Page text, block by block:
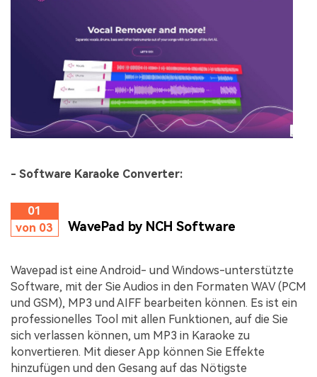
- Software Karaoke Converter:
01
von 03
WavePad by NCH Software
Wavepad ist eine Android- und Windows-unterstützte
Software, mit der Sie Audios in den Formaten WAV (PCM
und GSM), MP3 und AIFF bearbeiten können. Es ist ein
professionelles Tool mit allen Funktionen, auf die Sie
sich verlassen können, um MP3 in Karaoke zu
konvertieren. Mit dieser App können Sie Effekte
hinzufügen und den Gesang auf das Nötigste